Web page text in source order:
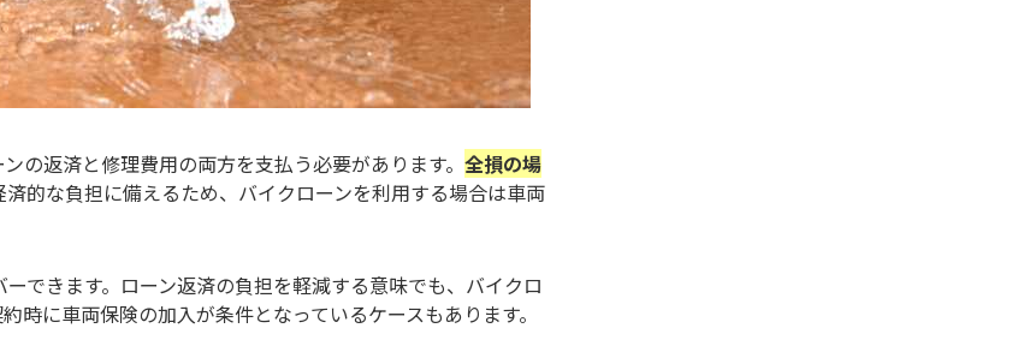
の返済と修理費用の両方を支払う必要があります。 全損の場
済的な負担に備えるため、バイクローンを利用する場合は車両
できます。ローン返済の負担を軽減する意味でも、バイクロ
時に車両保険の加入が条件となっているケースもあります。